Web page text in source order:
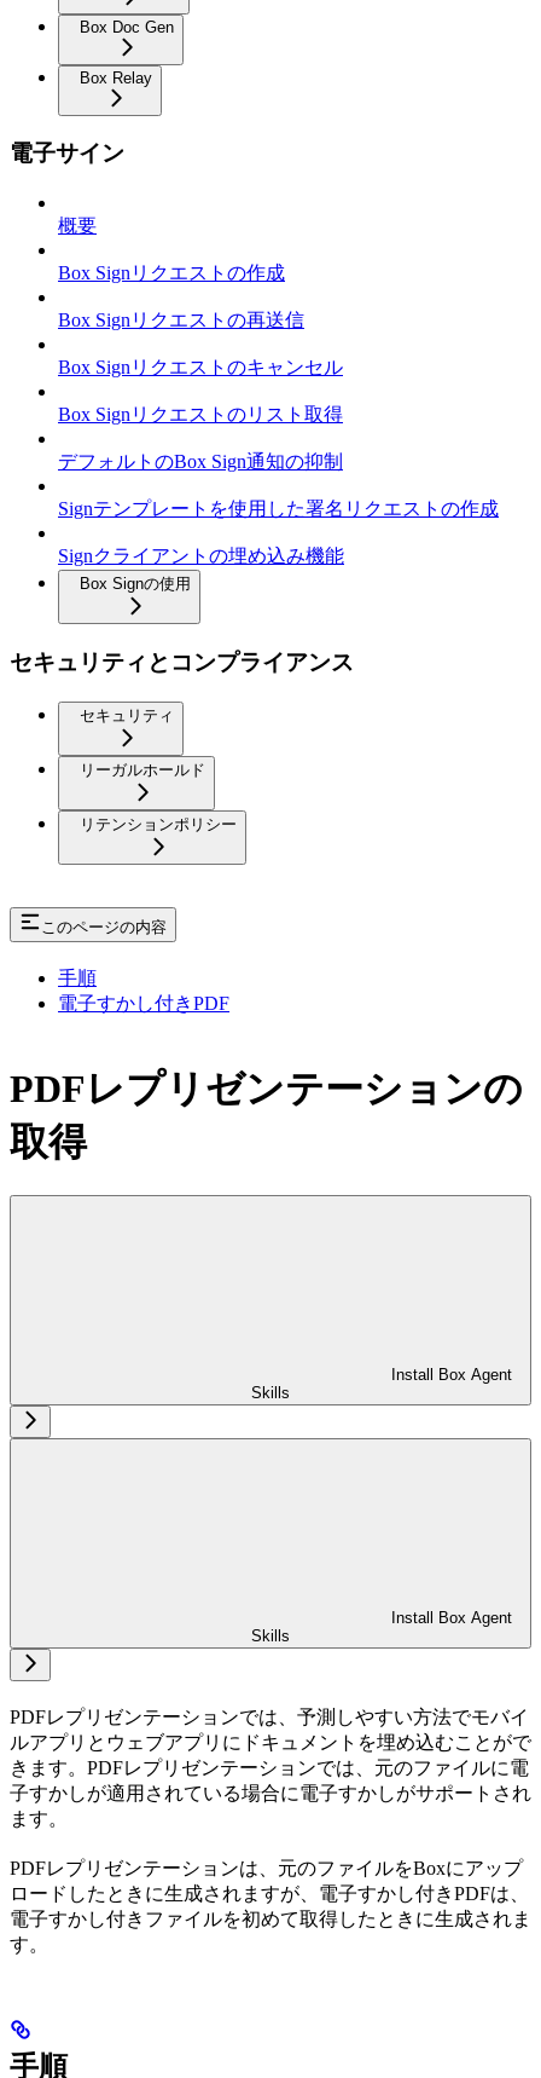
Box Doc Gen
Box Relay
電子サイン
概要
Box Signリクエストの作成
Box Signリクエストの再送信
Box Signリクエストのキャンセル
Box Signリクエストのリスト取得
デフォルトのBox Sign通知の抑制
Signテンプレートを使用した署名リクエストの作成
Signクライアントの埋め込み機能
Box Signの使用
セキュリティとコンプライアンス
セキュリティ
リーガルホールド
リテンションポリシー
このページの内容
手順
電子すかし付きPDF
PDFレプリゼンテーションの
取得
Install Box Agent
Skills
Install Box Agent
Skills
PDFレプリゼンテーションでは、予測しやすい方法でモバイ
ルアプリとウェブアプリにドキュメントを埋め込むことがで
きます。PDFレプリゼンテーションでは、元のファイルに電
子すかしが適用されている場合に電子すかしがサポートされ
ます。
PDFレプリゼンテーションは、元のファイルをBoxにアップ
ロードしたときに生成されますが、電子すかし付きPDFは、
電子すかし付きファイルを初めて取得したときに生成されま
す。
手順